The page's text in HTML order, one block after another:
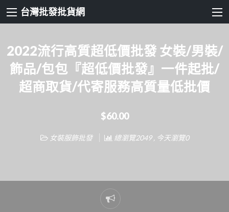
台灣批發批貨網
2022流行高質超低價批發 女裝/男裝/
飾品/包包『超低價批發』一件起批/
超商取貨/代寄服務高質量低批價
$60.00
女裝服飾批發 總瀏覽2049 , 今天瀏覽0
Report